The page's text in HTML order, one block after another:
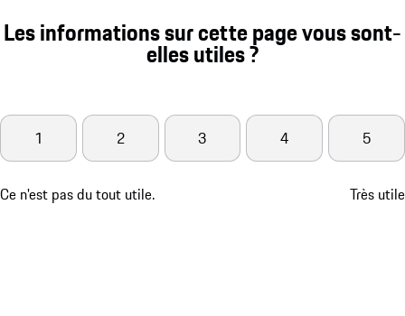
Les informations sur cette page vous sont-
elles utiles ?
Ce n'est pas du tout utile.
1 2 3 4 5
Très utile